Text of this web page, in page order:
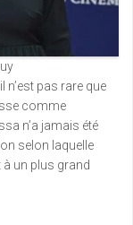
n’est pas rare que
comme
n’a jamais été
selon laquelle
à un plus grand